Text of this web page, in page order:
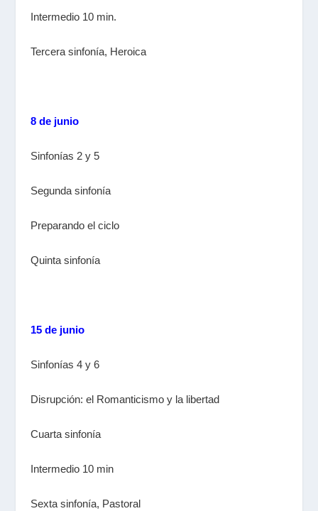
Intermedio 10 min.
Tercera sinfonía, Heroica
8 de junio
Sinfonías 2 y 5
Segunda sinfonía
Preparando el ciclo
Quinta sinfonía
15 de junio
Sinfonías 4 y 6
Disrupción: el Romanticismo y la libertad
Cuarta sinfonía
Intermedio 10 min
Sexta sinfonía, Pastoral